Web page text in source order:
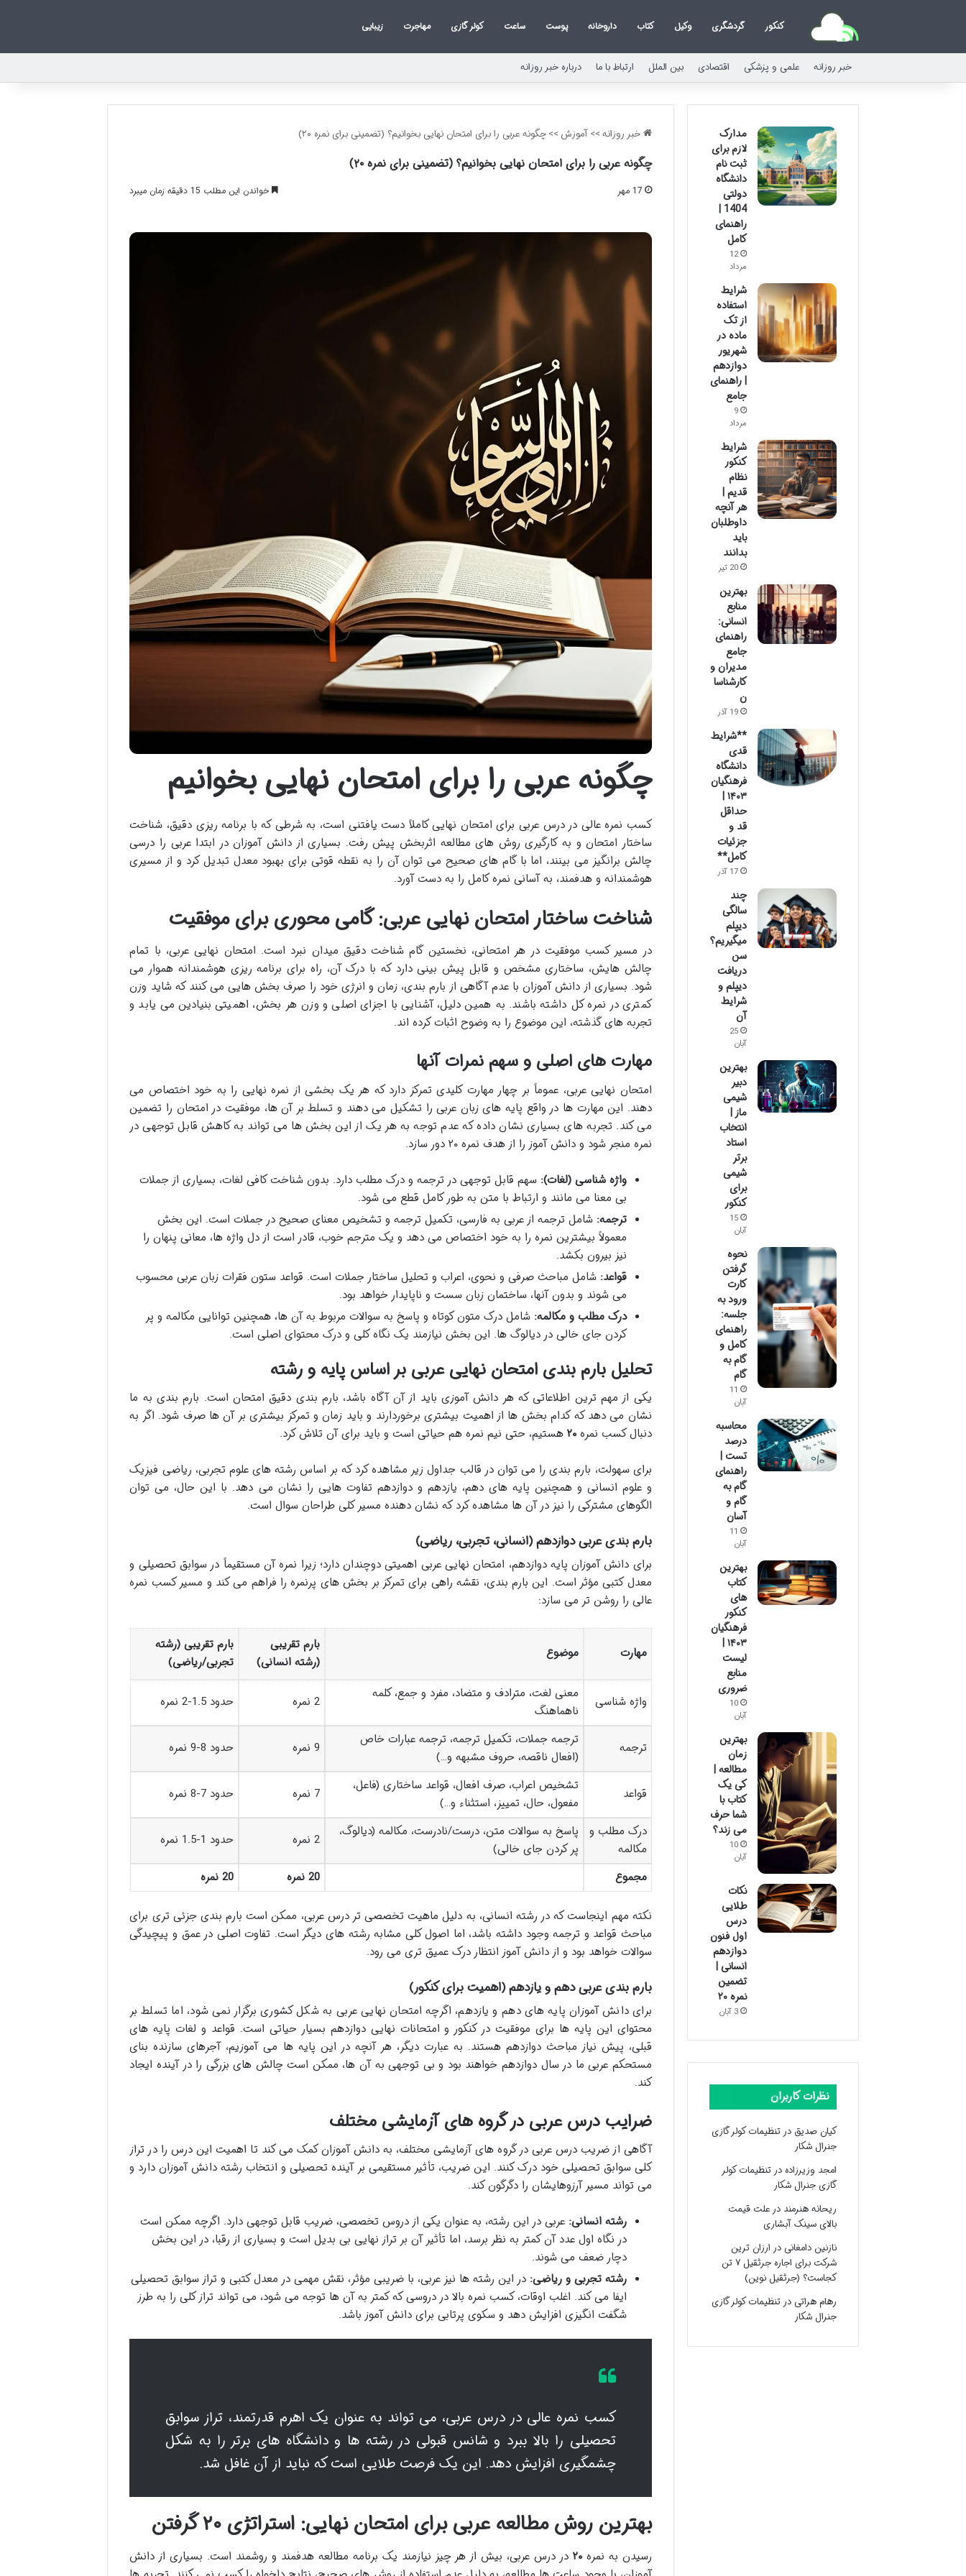
کنکور گردشگری وکیل کتاب داروخانه پوست ساعت کولر گازی مهاجرت زیبایی
خبر روزانه علمی و پزشکی اقتصادی بین الملل ارتباط با ما درباره خبر روزانه
خبر روزانه>> آموزش >> چگونه عربی را برای امتحان نهایی بخوانیم؟ (تضمینی برای نمره ۲۰)
چگونه عربی را برای امتحان نهایی بخوانیم؟ (تضمینی برای نمره ۲۰)
17 مهر خواندن این مطلب 15 دقیقه زمان میبرد
چگونه عربی را برای امتحان نهایی بخوانیم
کسب نمره عالی در درس عربی برای امتحان نهایی کاملاً دست یافتنی است، به شرطی که با برنامه ریزی دقیق، شناخت
ساختار امتحان و به کارگیری روش های مطالعه اثربخش پیش رفت. بسیاری از دانش آموزان در ابتدا عربی را درسی
چالش برانگیز می بینند، اما با گام های صحیح می توان آن را به نقطه قوتی برای بهبود معدل تبدیل کرد و از مسیری
هوشمندانه و هدفمند، به آسانی نمره کامل را به دست آورد.
شناخت ساختار امتحان نهایی عربی: گامی محوری برای موفقیت
در مسیر کسب موفقیت در هر امتحانی، نخستین گام شناخت دقیق میدان نبرد است. امتحان نهایی عربی، با تمام
چالش هایش، ساختاری مشخص و قابل پیش بینی دارد که با درک آن، راه برای برنامه ریزی هوشمندانه هموار می
شود. بسیاری از دانش آموزان با عدم آگاهی از بارم بندی، زمان و انرژی خود را صرف بخش هایی می کنند که شاید وزن
کمتری در نمره کل داشته باشند. به همین دلیل، آشنایی با اجزای اصلی و وزن هر بخش، اهمیتی بنیادین می یابد و
تجربه های گذشته، این موضوع را به وضوح اثبات کرده اند.
مهارت های اصلی و سهم نمرات آنها
امتحان نهایی عربی، عموماً بر چهار مهارت کلیدی تمرکز دارد که هر یک بخشی از نمره نهایی را به خود اختصاص می
دهند. این مهارت ها در واقع پایه های زبان عربی را تشکیل می دهند و تسلط بر آن ها، موفقیت در امتحان را تضمین
می کند. تجربه های بسیاری نشان داده که عدم توجه به هر یک از این بخش ها می تواند به کاهش قابل توجهی در
نمره منجر شود و دانش آموز را از هدف نمره ۲۰ دور سازد.
واژه شناسی (لغات): سهم قابل توجهی در ترجمه و درک مطلب دارد. بدون شناخت کافی لغات، بسیاری از جملات
بی معنا می مانند و ارتباط با متن به طور کامل قطع می شود.
ترجمه: شامل ترجمه از عربی به فارسی، تکمیل ترجمه و تشخیص معنای صحیح در جملات است. این بخش
معمولاً بیشترین نمره را به خود اختصاص می دهد و یک مترجم خوب، قادر است از دل واژه ها، معانی پنهان را
نیز بیرون بکشد.
قواعد: شامل مباحث صرفی و نحوی، اعراب و تحلیل ساختار جملات است. قواعد ستون فقرات زبان عربی محسوب
می شوند و بدون آنها، ساختمان زبان سست و ناپایدار خواهد بود.
درک مطلب و مکالمه: شامل درک متون کوتاه و پاسخ به سوالات مربوط به آن ها، همچنین توانایی مکالمه و پر
کردن جای خالی در دیالوگ ها. این بخش نیازمند یک نگاه کلی و درک محتوای اصلی است.
تحلیل بارم بندی امتحان نهایی عربی بر اساس پایه و رشته
یکی از مهم ترین اطلاعاتی که هر دانش آموزی باید از آن آگاه باشد، بارم بندی دقیق امتحان است. بارم بندی به ما
نشان می دهد که کدام بخش ها از اهمیت بیشتری برخوردارند و باید زمان و تمرکز بیشتری بر آن ها صرف شود. اگر به
دنبال کسب نمره۲۰ هستیم، حتی نیم نمره هم حیاتی است و باید برای آن تلاش کرد.
برای سهولت، بارم بندی را می توان در قالب جداول زیر مشاهده کرد که بر اساس رشته های علوم تجربی، ریاضی فیزیک
و علوم انسانی و همچنین پایه های دهم، یازدهم و دوازدهم تفاوت هایی را نشان می دهد. با این حال، می توان
الگوهای مشترکی را نیز در آن ها مشاهده کرد که نشان دهنده مسیر کلی طراحان سوال است.
بارم بندی عربی دوازدهم (انسانی، تجربی، ریاضی)
برای دانش آموزان پایه دوازدهم، امتحان نهایی عربی اهمیتی دوچندان دارد؛ زیرا نمره آن مستقیماً در سوابق تحصیلی و
معدل کتبی مؤثر است. این بارم بندی، نقشه راهی برای تمرکز بر بخش های پرنمره را فراهم می کند و مسیر کسب نمره
عالی را روشن تر می سازد:
مهارت موضوع
بارم تقریبی
(رشته انسانی)
بارم تقریبی (رشته
تجربی/ریاضی)
واژه شناسی
معنی لغت، مترادف و متضاد، مفرد و جمع، کلمه
ناهماهنگ
2 نمره حدود 1.5-2 نمره
ترجمه
ترجمه جملات، تکمیل ترجمه، ترجمه عبارات خاص
(افعال ناقصه، حروف مشبهه و…)
9 نمره حدود 8-9 نمره
قواعد
تشخیص اعراب، صرف افعال، قواعد ساختاری (فاعل،
مفعول، حال، تمییز، استثناء و…)
7 نمره حدود 7-8 نمره
درک مطلب و
مکالمه
پاسخ به سوالات متن، درست/نادرست، مکالمه (دیالوگ،
پر کردن جای خالی)
2 نمره حدود 1-1.5 نمره
مجموع 20 نمره 20 نمره
نکته مهم اینجاست که در رشته انسانی، به دلیل ماهیت تخصصی تر درس عربی، ممکن است بارم بندی جزئی تری برای
مباحث قواعد و ترجمه وجود داشته باشد، اما اصول کلی مشابه رشته های دیگر است. تفاوت اصلی در عمق و پیچیدگی
سوالات خواهد بود و از دانش آموز انتظار درک عمیق تری می رود.
بارم بندی عربی دهم و یازدهم (اهمیت برای کنکور)
برای دانش آموزان پایه های دهم و یازدهم، اگرچه امتحان نهایی عربی به شکل کشوری برگزار نمی شود، اما تسلط بر
محتوای این پایه ها برای موفقیت در کنکور و امتحانات نهایی دوازدهم بسیار حیاتی است. قواعد و لغات پایه های
قبلی، پیش نیاز مباحث دوازدهم هستند. به عبارت دیگر، هر آنچه در این پایه ها می آموزیم، آجرهای سازنده بنای
مستحکم عربی ما در سال دوازدهم خواهند بود و بی توجهی به آن ها، ممکن است چالش های بزرگی را در آینده ایجاد
کند.
ضرایب درس عربی در گروه های آزمایشی مختلف
آگاهی از ضریب درس عربی در گروه های آزمایشی مختلف، به دانش آموزان کمک می کند تا اهمیت این درس را در تراز
کلی سوابق تحصیلی خود درک کنند. این ضریب، تأثیر مستقیمی بر آینده تحصیلی و انتخاب رشته دانش آموزان دارد و
می تواند مسیر آرزوهایشان را دگرگون کند.
رشته انسانی: عربی در این رشته، به عنوان یکی از دروس تخصصی، ضریب قابل توجهی دارد. اگرچه ممکن است
در نگاه اول عدد آن کمتر به نظر برسد، اما تأثیر آن بر تراز نهایی بی بدیل است و بسیاری از رقبا، در این بخش
دچار ضعف می شوند.
رشته تجربی و ریاضی: در این رشته ها نیز عربی، با ضریبی مؤثر، نقش مهمی در معدل کتبی و تراز سوابق تحصیلی
ایفا می کند. اغلب اوقات، کسب نمره بالا در دروسی که کمتر به آن ها توجه می شود، می تواند تراز کلی را به طرز
شگفت انگیزی افزایش دهد و سکوی پرتابی برای دانش آموز باشد.
کسب نمره عالی در درس عربی، می تواند به عنوان یک اهرم قدرتمند، تراز سوابق
تحصیلی را بالا ببرد و شانس قبولی در رشته ها و دانشگاه های برتر را به شکل
چشمگیری افزایش دهد. این یک فرصت طلایی است که نباید از آن غافل شد.
بهترین روش مطالعه عربی برای امتحان نهایی: استراتژی ۲۰ گرفتن
رسیدن به نمره ۲۰در درس عربی، بیش از هر چیز نیازمند یک برنامه مطالعه هدفمند و روشمند است. بسیاری از دانش
مدارک
لازم برای
ثبت نام
دانشگاه
دولتی
1404 |
راهنمای
کامل
12
مرداد
شرایط
استفاده
از تک
ماده در
شهریور
دوازدهم
| راهنمای
جامع
9
مرداد
شرایط
کنکور
نظام
قدیم |
هر آنچه
داوطلبان
باید
بدانند
20 تیر
بهترین
منابع
انسانی:
راهنمای
جامع
مدیران و
کارشناسا
ن
19 آذر
**شرایط
قدی
دانشگاه
فرهنگیان
۱۴۰۳ |
حداقل
قد و
جزئیات
کامل**
17 آذر
چند
سالگی
دیپلم
میگیریم؟
سن
دریافت
دیپلم و
شرایط
آن
25
آبان
بهترین
دبیر
شیمی
ماز |
انتخاب
استاد
برتر
شیمی
برای
کنکور
15
آبان
نحوه
گرفتن
کارت
ورود به
جلسه:
راهنمای
کامل و
گام به
گام
11
آبان
محاسبه
درصد
تست |
راهنمای
گام به
گام و
آسان
11
آبان
بهترین
کتاب
های
کنکور
فرهنگیان
۱۴۰۳ |
لیست
منابع
ضروری
10
آبان
بهترین
زمان
مطالعه |
کی یک
کتاب با
شما حرف
می زند؟
10
آبان
نکات
طلایی
درس
اول فنون
دوازدهم
انسانی |
تضمین
نمره ۲۰
3 آبان
نظرات کاربران
کیان صدیق درتنظیمات کولر گازی
جنرال شکار
امجد وزیرزاده درتنظیمات کولر
گازی جنرال شکار
ریحانه هنرمند درعلت قیمت
بالای سینک آبشاری
نازنین دامغانیدر ارزان ترین
شرکت برای اجاره جرثقیل ۷ تن
کجاست؟ (جرثقیل نوین)
رهام هراتیدرتنظیمات کولر گازی
جنرال شکار